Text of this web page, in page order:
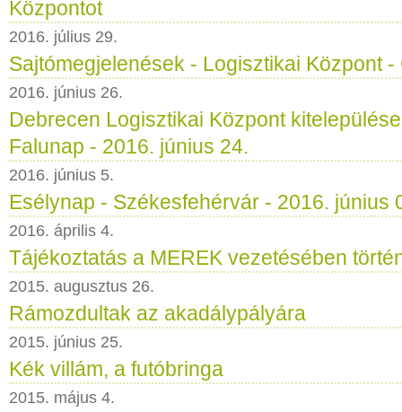
Központot
2016. július 29.
Sajtómegjelenések - Logisztikai Központ -
2016. június 26.
Debrecen Logisztikai Központ
Falunap - 2016. június 24.
2016. június 5.
Esélynap - Székesfehérvár - 2016. június
2016. április 4.
Tájékoztatás a MEREK vezetésében
2015. augusztus 26.
Rámozdultak az akadálypályára
2015. június 25.
Kék villám, a futóbringa
2015. május 4.